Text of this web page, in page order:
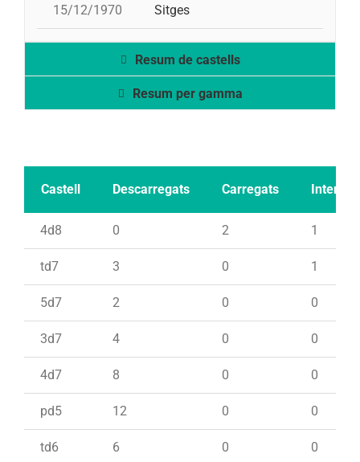
15/12/1970 Sitges
Resum de castells
Resum per gamma
Castell Descarregats Carregats Intents
4d8 0 2 1
td7 3 0 1
5d7 2 0 0
3d7 4 0 0
4d7 8 0 0
pd5 12 0 0
td6 6 0 0